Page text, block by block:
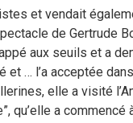
et vendait
de Gertrude
aux seuils et a
et … l’a acceptée
elle a visité
qu’elle a